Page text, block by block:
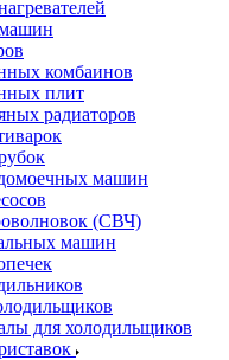
комбаинов
плит
радиаторов
машин
(СВЧ)
машин
для холодильщиков